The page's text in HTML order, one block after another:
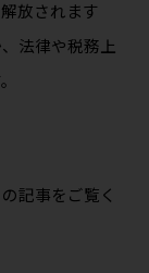
放されます
法律や税務上
記事をご覧く